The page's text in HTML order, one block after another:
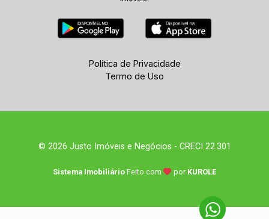
Política de Privacidade
Termo de Uso
© 2026 Justo Imóveis e Negócios - CRECI 22.301
Sistema Imobiliário Feito com por KUROLE